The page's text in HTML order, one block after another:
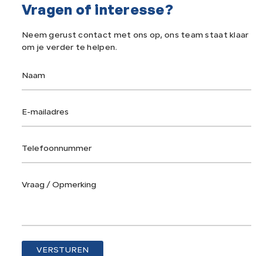
Vragen of interesse?
Neem gerust contact met ons op, ons team staat klaar
om je verder te helpen.
VERSTUREN